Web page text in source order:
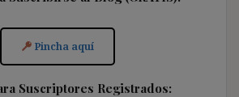
Pincha aquí
Suscriptores Registrados: